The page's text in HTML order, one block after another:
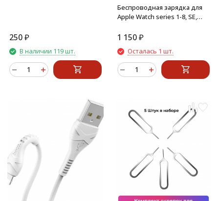
250₽
В наличии 119 шт.
Беспроводная зарядка для
Apple Watch series 1-8, SE,
Type-C 1.2 м (белый)
1 150₽
Осталась 1 шт.